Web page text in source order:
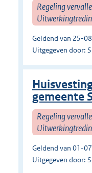
Regeling
Geldend van 25-
Uitgegeven door:
gemeente
Regeling
Geldend van 01-
Uitgegeven door: